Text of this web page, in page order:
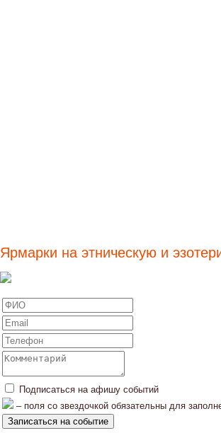
Ярмарки на этническую и
Подписаться на афишу событий
– поля со звездочкой обязательны для